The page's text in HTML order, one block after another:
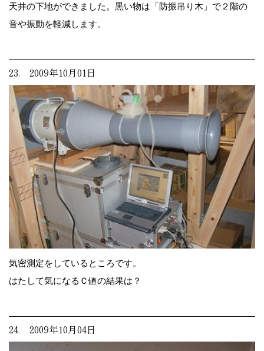
天井の下地ができました。黒い物は「防振吊り木」で２階の
音や振動を軽減します。
23. 2009年10月01日
気密測定をしているところです。
はたして気になるＣ値の結果は？
24. 2009年10月04日